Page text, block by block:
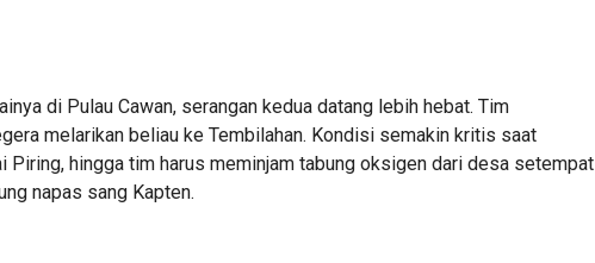
di Pulau Cawan, serangan kedua datang lebih hebat. Tim
melarikan beliau ke Tembilahan. Kondisi semakin kritis saat
Piring, hingga tim harus meminjam tabung oksigen dari desa setempat
napas sang Kapten.